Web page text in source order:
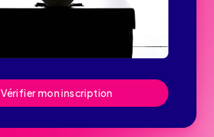
Vérifier mon inscription